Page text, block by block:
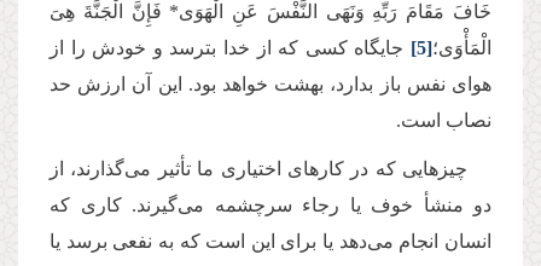
خَافَ مَقَامَ رَبِّهِ وَنَهَى النَّفْسَ عَنِ الْهَوَى* فَإِنَّ الْجَنَّةَ هِیَ
الْمَأْوَى؛[5] جایگاه کسی که از خدا بترسد و خودش را از
هوای نفس باز بدارد، بهشت خواهد بود. این آن ارزش حد
نصاب است.
چیزهایی که در کارهای اختیاری ما تأثیر می‌گذارند، از
دو منشأ خوف یا رجاء سرچشمه می‌گیرند. کاری که
انسان انجام می‌دهد یا برای این است که به نفعی برسد یا